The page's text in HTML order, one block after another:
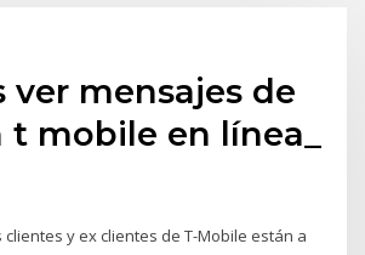
ver mensajes de
t mobile en línea_
clientes y ex clientes de T-Mobile están a